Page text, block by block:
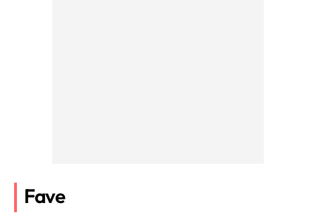
Fave